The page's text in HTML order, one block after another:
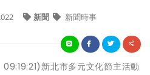
新聞 新聞時事
新北市多元文化節主活動